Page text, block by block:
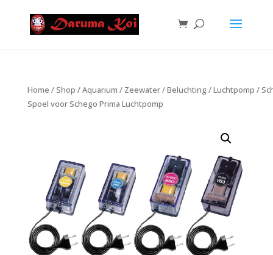
Home /Shop /Aquarium / Zeewater/Beluchting /Luchtpomp /
Spoel voor Schego Prima Luchtpomp